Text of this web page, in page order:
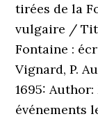
tirées de la
vulgaire /
Fontaine :
Vignard, P.
1695:
événements